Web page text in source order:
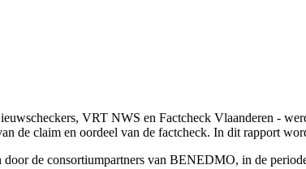
VRT NWS en Factcheck Vlaanderen -
de claim en oordeel van de factcheck. In dit rapport
de consortiumpartners van BENEDMO, in de